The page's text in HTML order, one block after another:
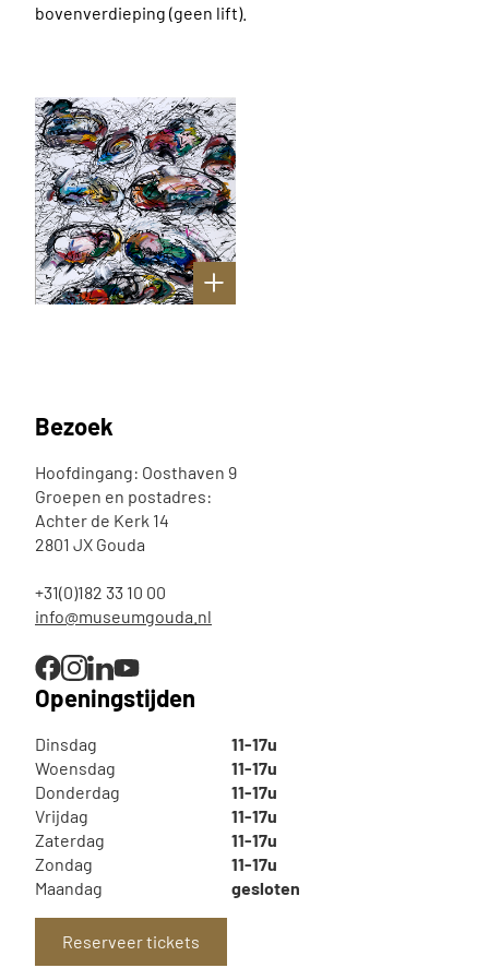
bovenverdieping (geen lift).
Bezoek
Hoofdingang: Oosthaven 9
Groepen en postadres:
Achter de Kerk 14
2801 JX Gouda
+31(0)182 33 10 00
info@museumgouda.nl
Openingstijden
Dinsdag
11-17u
Woensdag
11-17u
Donderdag
11-17u
Vrijdag
11-17u
Zaterdag
11-17u
Zondag
11-17u
Maandag
gesloten
Reserveer tickets